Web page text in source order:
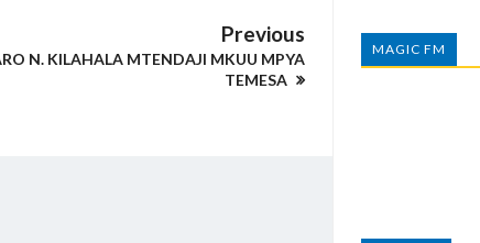
Previous
N. KILAHALA MTENDAJI MKUU MPYA
TEMESA
MAGIC FM